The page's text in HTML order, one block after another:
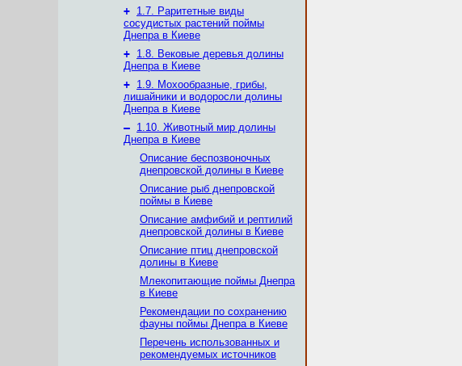
+ 1.7. Раритетные виды
сосудистых растений поймы
Днепра в Киеве
+ 1.8. Вековые деревья долины
Днепра в Киеве
+ 1.9. Мохообразные, грибы,
лишайники и водоросли долины
Днепра в Киеве
– 1.10. Животный мир долины
Днепра в Киеве
Описание беспозвоночных
днепровской долины в Киеве
Описание рыб днепровской
поймы в Киеве
Описание амфибий и рептилий
днепровской долины в Киеве
Описание птиц днепровской
долины в Киеве
Млекопитающие поймы Днепра
в Киеве
Рекомендации по сохранению
фауны поймы Днепра в Киеве
Перечень использованных и
рекомендуемых источников